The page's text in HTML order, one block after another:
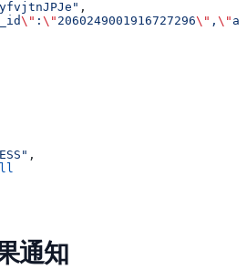
,
\" : \" 2060249001916727296\" , \"
,
通知